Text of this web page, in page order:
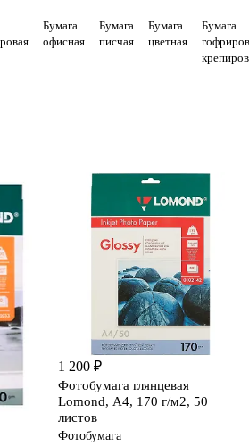
Бумага
офисная
Бумага
писчая
Бумага
цветная
Бумага
1 200 ₽
Фотобумага глянцевая
Lomond, А4, 170 г/м2, 50
листов
Фотобумага